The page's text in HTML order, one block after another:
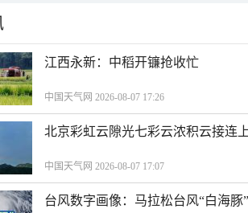
江西永新：中稻开镰抢收忙
中国天气网 2026-08-07 17:26
北京彩虹云隙光七彩云浓积云接连
中国天气网 2026-08-07 17:07
台风数字画像：马拉松台风“白海